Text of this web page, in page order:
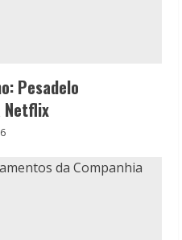
Pesadelo
Netflix